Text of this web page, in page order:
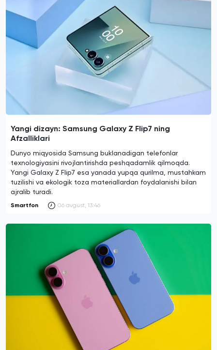
Yangi dizayn: Samsung Galaxy Z Flip7 ning
Afzalliklari
Dunyo miqyosida Samsung buklanadigan telefonlar
texnologiyasini rivojlantirishda peshqadamlik qilmoqda.
Yangi Galaxy Z Flip7 esa yanada yupqa qurilma, mustahkam
tuzilishi va ekologik toza materiallardan foydalanishi bilan
ajralib turadi.
Smartfon 06 avgust, 13:46